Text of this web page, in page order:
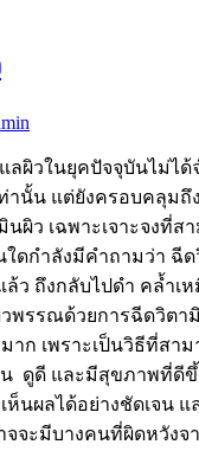
ลผิวในยุคปัจจุบันไม่ได้
านั้น แต่ยังครอบคลุมถึ
ผิว เฉพาะเจาะจงที่สา
ใดกำลังมีคำถามว่า ฉี
ว ถึงกลับไปดำ คล้ำเห
พรรณด้วยการฉีดวิตา
าก เพราะเป็นวิธีที่สา
น ดูดี และมีสุขภาพที่ดีขึ้
นผลได้อย่างชัดเจน แ
จจะมีบางคนที่ผิดหวังจ